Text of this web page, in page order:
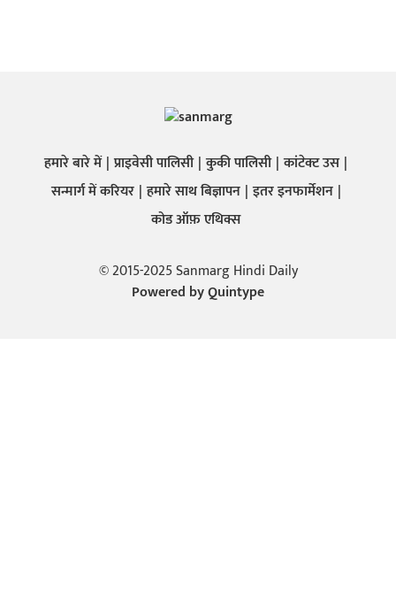
हमारे बारे में प्राइवेसी पालिसी कुकी पालिसी कांटेक्ट उस
सन्मार्ग में करियर हमारे साथ बिज्ञापन इतर इनफार्मेशन
कोड ऑफ़ एथिक्स
© 2015-2025 Sanmarg Hindi Daily
Powered byQuintype